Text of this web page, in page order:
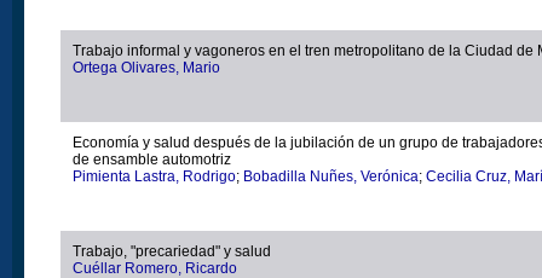
Trabajo informal y vagoneros en el tren metropolitano de la Ciudad de
Ortega Olivares, Mario
Economía y salud después de la jubilación de un grupo de
de ensamble automotriz
Pimienta Lastra, Rodrigo; Bobadilla Nuñes, Verónica; Cecilia Cruz,
Trabajo, "precariedad" y salud
Cuéllar Romero, Ricardo